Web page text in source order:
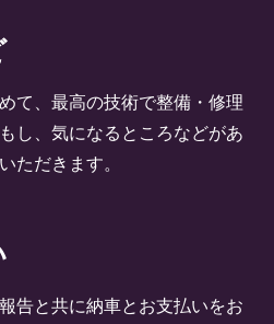
て、最高の技術で整備・修理
し、気になるところなどがあ
ただきます。
告と共に納車とお支払いをお